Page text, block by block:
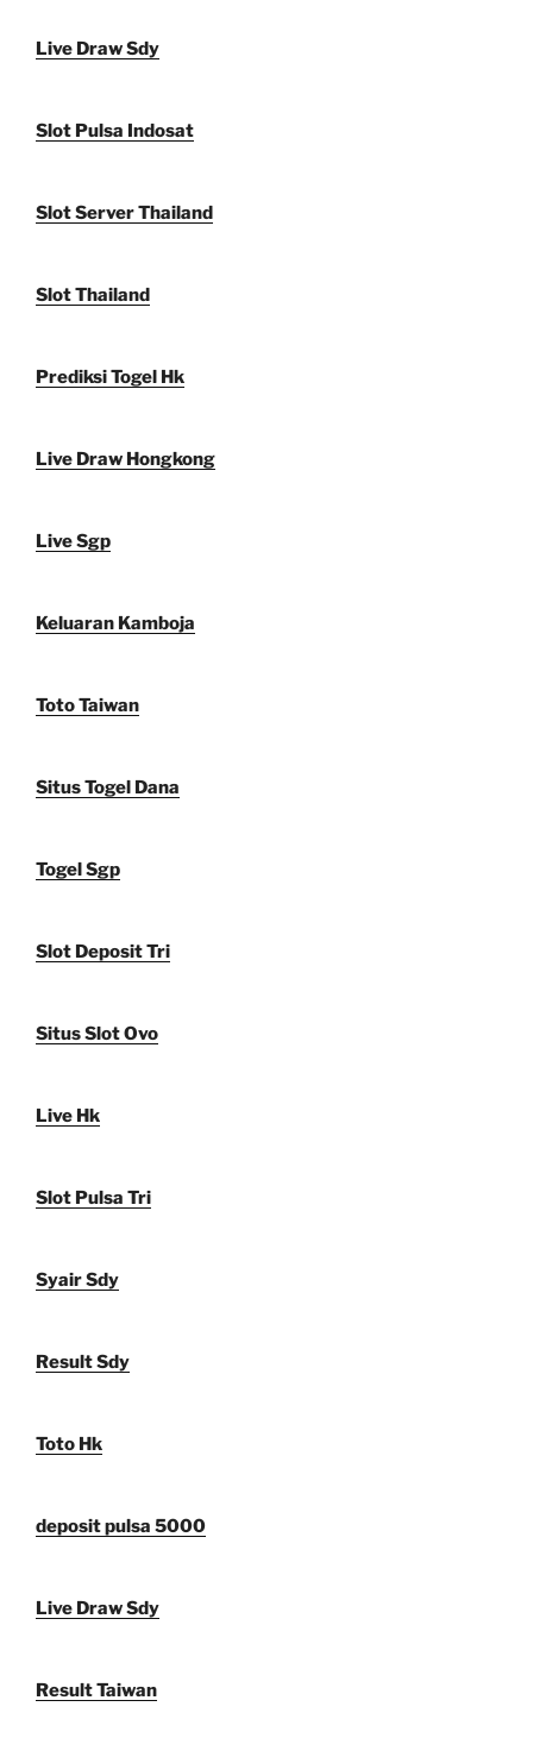
Live Draw Sdy
Slot Pulsa Indosat
Slot Server Thailand
Slot Thailand
Prediksi Togel Hk
Live Draw Hongkong
Live Sgp
Keluaran Kamboja
Toto Taiwan
Situs Togel Dana
Togel Sgp
Slot Deposit Tri
Situs Slot Ovo
Live Hk
Slot Pulsa Tri
Syair Sdy
Result Sdy
Toto Hk
deposit pulsa 5000
Live Draw Sdy
Result Taiwan